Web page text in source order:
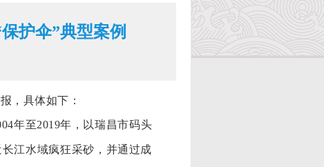
护伞”典型案例
，具体如下：
年至2019年，以瑞昌市码头
江水域疯狂采砂，并通过成